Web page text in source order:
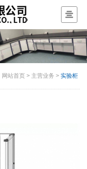
网站首页 > 主营业务 > 实验柜